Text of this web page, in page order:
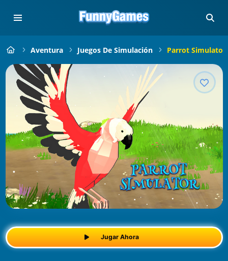
Aventura Juegos De Simulación Parrot Simulator
Jugar Ahora